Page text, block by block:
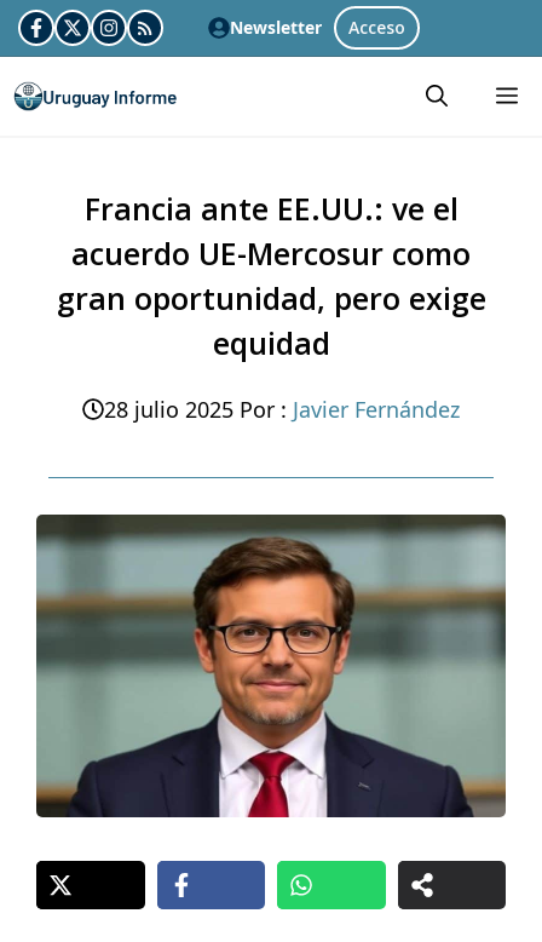
Skip
to
content
Newsletter Acceso
Francia ante EE.UU.: ve el
acuerdo UE-Mercosur como
gran oportunidad, pero exige
equidad
28 julio 2025 Por : Javier Fernández